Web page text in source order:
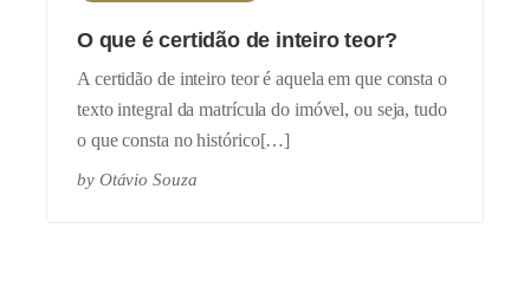
O que é certidão de inteiro teor?
A certidão de inteiro teor é aquela em que consta o
texto integral da matrícula do imóvel, ou seja, tudo
o que consta no histórico[…]
by Otávio Souza